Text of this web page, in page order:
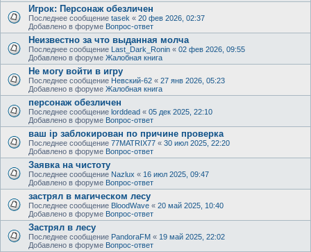
Игрок: Персонаж обезличен
Последнее сообщение tasek « 20 фев 2026, 02:37
Добавлено в форуме Вопрос-ответ
Неизвестно за что выданная молча
Последнее сообщение Last_Dark_Ronin « 02 фев 2026, 09:55
Добавлено в форуме Жалобная книга
Не могу войти в игру
Последнее сообщение Невский-62 « 27 янв 2026, 05:23
Добавлено в форуме Жалобная книга
персонаж обезличен
Последнее сообщение lorddead « 05 дек 2025, 22:10
Добавлено в форуме Вопрос-ответ
ваш ip заблокирован по причине проверка
Последнее сообщение 77MATRIX77 « 30 июл 2025, 22:20
Добавлено в форуме Вопрос-ответ
Заявка на чистоту
Последнее сообщение Nazlux « 16 июл 2025, 09:47
Добавлено в форуме Вопрос-ответ
застрял в магическом лесу
Последнее сообщение BloodWave « 20 май 2025, 10:40
Добавлено в форуме Вопрос-ответ
Застрял в лесу
Последнее сообщение PandoraFM « 19 май 2025, 22:02
Добавлено в форуме Вопрос-ответ